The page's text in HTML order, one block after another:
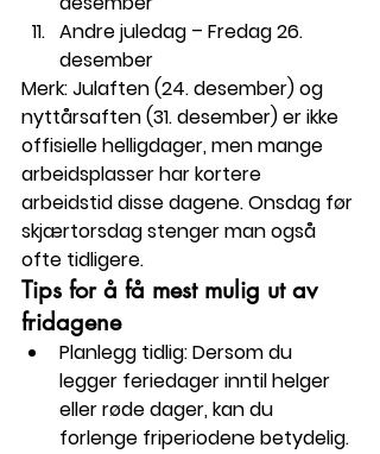
Andre juledag – Fredag 26.
desember
Merk: Julaften (24. desember) og
nyttårsaften (31. desember) er ikke
offisielle helligdager, men mange
arbeidsplasser har kortere
arbeidstid disse dagene. Onsdag før
skjærtorsdag stenger man også
ofte tidligere.
Tips for å få mest mulig ut av
fridagene
Planlegg tidlig: Dersom du
legger feriedager inntil helger
eller røde dager, kan du
forlenge friperiodene betydelig.